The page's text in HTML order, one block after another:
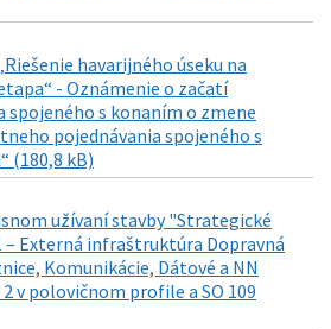
havarijného úseku na
- Oznámenie o začatí
spojeného s konaním o zmene
pojednávania spojeného s
(180,8 kB)
užívaní stavby "Strategické
– Externá infraštruktúra Dopravná
Komunikácie, Dátové a NN
2 v polovičnom profile a SO 109